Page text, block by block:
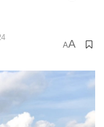
AA